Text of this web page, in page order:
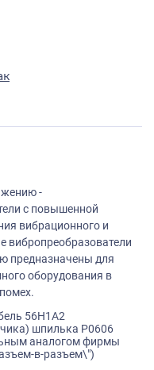
-
с повышенной
вибрационного и
вибропреобразователи
предназначены для
оборудования в
56H1A2
шпилька P0606
аналогом фирмы
в-разъем\")